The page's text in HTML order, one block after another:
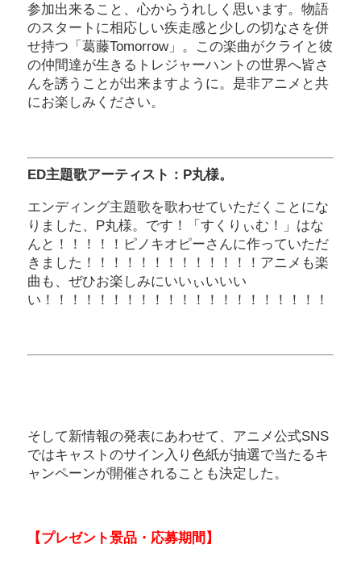
参加出来ること、心からうれしく思います。物語
のスタートに相応しい疾走感と少しの切なさを併
せ持つ「葛藤Tomorrow」。この楽曲がクライと彼
の仲間達が生きるトレジャーハントの世界へ皆さ
んを誘うことが出来ますように。是非アニメと共
にお楽しみください。
ED主題歌アーティスト：P丸様。
エンディング主題歌を歌わせていただくことにな
りました、P丸様。です！「すくりぃむ！」はな
んと！！！！！ピノキオピーさんに作っていただ
きました！！！！！！！！！！！！！アニメも楽
曲も、ぜひお楽しみにいいぃいいい
い！！！！！！！！！！！！！！！！！！！！！！
そして新情報の発表にあわせて、アニメ公式SNS
ではキャストのサイン入り色紙が抽選で当たるキ
ャンペーンが開催されることも決定した。
【プレゼント景品・応募期間】